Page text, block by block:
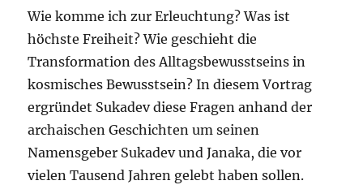
Wie komme ich zur Erleuchtung? Was ist
höchste Freiheit? Wie geschieht die
Transformation des Alltagsbewusstseins in
kosmisches Bewusstsein? In diesem Vortrag
ergründet Sukadev diese Fragen anhand der
archaischen Geschichten um seinen
Namensgeber Sukadev und Janaka, die vor
vielen Tausend Jahren gelebt haben sollen.